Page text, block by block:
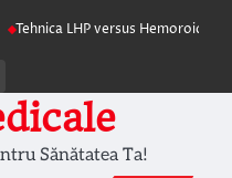
versus Hemoroidectomia
Sănătatea Ta!